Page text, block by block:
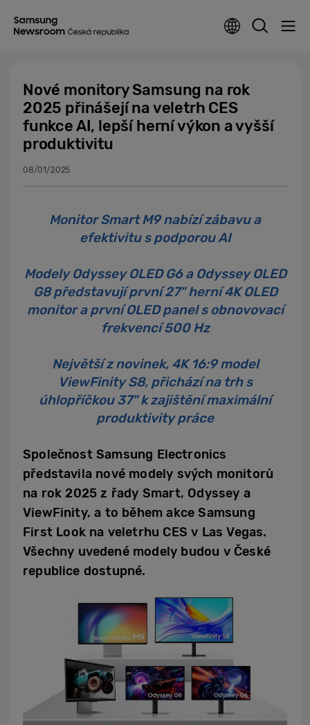
Nové monitory Samsung na rok
2025 přinášejí na veletrh CES
funkce AI, lepší herní výkon a vyšší
produktivitu
08/01/2025
Monitor Smart M9 nabízí zábavu a
efektivitu s podporou AI
Modely Odyssey OLED G6 a Odyssey OLED
G8 představují první 27" herní 4K OLED
monitor a první OLED panel s obnovovací
frekvencí 500 Hz
Největší z novinek, 4K 16:9 model
ViewFinity S8, přichází na trh s
úhlopříčkou 37" k zajištění maximální
produktivity práce
Společnost Samsung Electronics
představila nové modely svých monitorů
na rok 2025 z řady Smart, Odyssey a
ViewFinity, a to během akce Samsung
First Look na veletrhu CES v Las Vegas.
Všechny uvedené modely budou v České
republice dostupné.